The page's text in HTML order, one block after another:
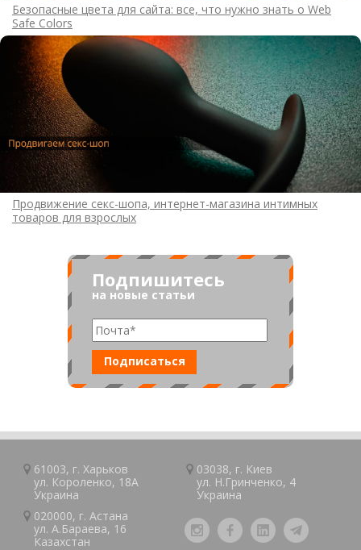
Безопасные цвета для сайта: все, что нужно знать о Web
Safe Colors
Продвижение секс-шопа, интернет-магазина интимных
товаров для взрослых
Подпишитесь
на новые статьи
61003, г.Харьков
ул. Короленко, 18А
Украина
03038, г. Киев
ул. Н.Гринченко, 4
Украина
020000, г.Астана
ул. А.Барaeва, 16
Казaxcтан